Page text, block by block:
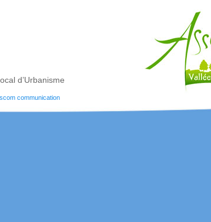
d’Urbanisme
scom communication